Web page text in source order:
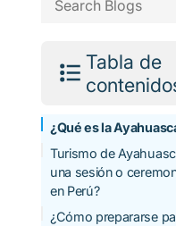
Tabla de
¿Qué es la
Turismo de
una sesión o
en Perú?
¿Cómo prepararse